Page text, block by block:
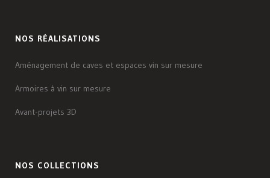
NOS RÉALISATIONS
Aménagement de caves et espaces vin sur mesure
Armoires à vin sur mesure
Avant-projets 3D
NOS COLLECTIONS